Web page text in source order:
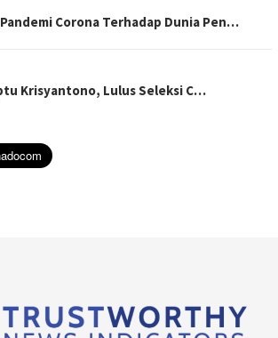
Corona Terhadap Dunia Pen…
Krisyantono, Lulus Seleksi C…